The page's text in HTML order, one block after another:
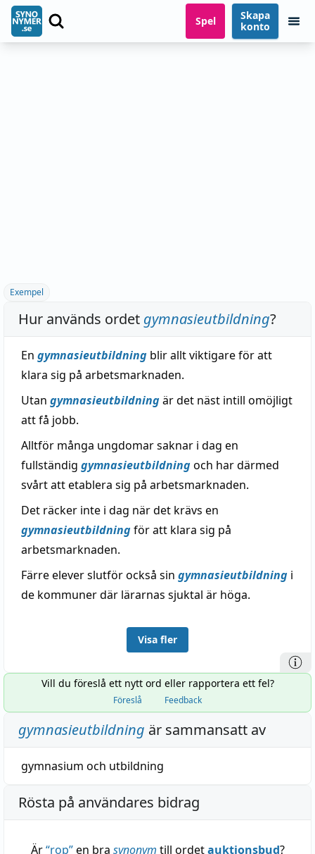
Spel
Skapa
konto
Exempel
Hur används ordet gymnasieutbildning?
En gymnasieutbildning blir allt viktigare för att
klara sig på arbetsmarknaden.
Utan gymnasieutbildningär det näst intill omöjligt
att få jobb.
Alltför många ungdomar saknar i dag en
fullständig gymnasieutbildningoch har därmed
svårt att etablera sig på arbetsmarknaden.
Det räcker inte i dag när det krävs en
gymnasieutbildningför att klara sig på
arbetsmarknaden.
Färre elever slutför också sin gymnasieutbildning i
de kommuner där lärarnas sjuktal är höga.
Visa fler
Vill du föreslå ett nytt ord eller rapportera ett fel?
Föreslå Feedback
gymnasieutbildning är sammansatt av
gymnasium och utbildning
Rösta på användares bidrag
Är“rop”en bra synonym till ordetauktionsbud?